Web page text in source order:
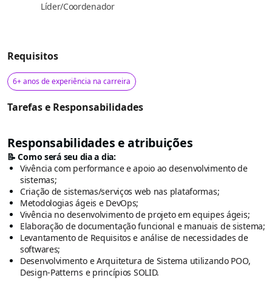
Líder/Coordenador
Requisitos
6+ anos de experiência na carreira
Tarefas e Responsabilidades
Responsabilidades e atribuições
📝 Como será seu dia a dia:
Vivência com performance e apoio ao desenvolvimento de
sistemas;
Criação de sistemas/serviços web nas plataformas;
Metodologias ágeis e DevOps;
Vivência no desenvolvimento de projeto em equipes ágeis;
Elaboração de documentação funcional e manuais de sistema;
Levantamento de Requisitos e análise de necessidades de
softwares;
Desenvolvimento e Arquitetura de Sistema utilizando POO,
Design-Patterns e princípios SOLID.